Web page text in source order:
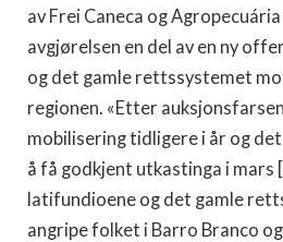
av Frei Caneca og
avgjørelsen en del av en ny
og det gamle rettssystemet
regionen. «Etter
mobilisering tidligere i år og
å få godkjent utkastinga i mars
latifundioene og det gamle
angripe folket i Barro Branco